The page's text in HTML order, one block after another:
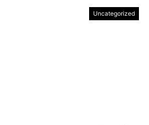
Uncategorized